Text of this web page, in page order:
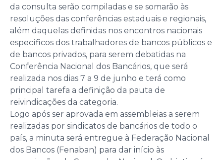
da consulta serão compiladas e se somarão às
resoluções das conferências estaduais e regionais,
além daquelas definidas nos encontros nacionais
específicos dos trabalhadores de bancos públicos e
de bancos privados, para serem debatidas na
Conferência Nacional dos Bancários, que será
realizada nos dias 7 a 9 de junho e terá como
principal tarefa a definição da pauta de
reivindicações da categoria.
Logo após ser aprovada em assembleias a serem
realizadas por sindicatos de bancários de todo o
país, a minuta será entregue à Federação Nacional
dos Bancos (Fenaban) para dar início às